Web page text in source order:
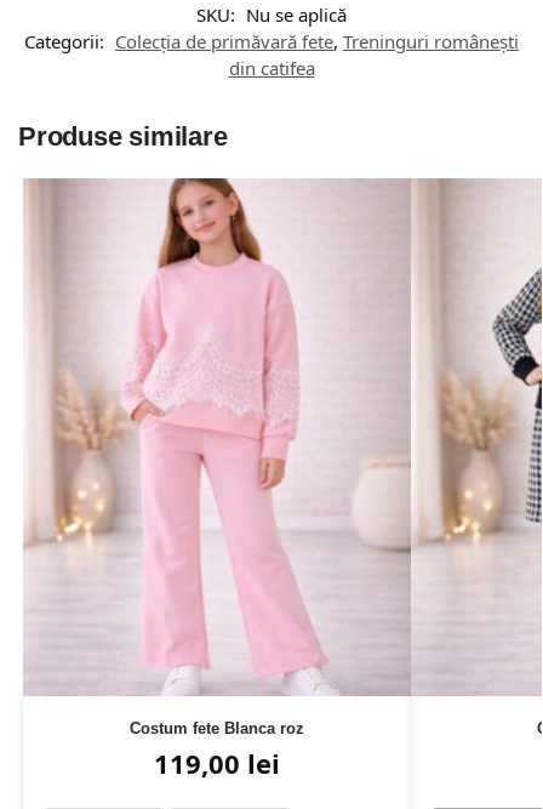
SKU: Nu se aplică
Categorii: Colecția de primăvară fete, Treninguri românești
din catifea
Produse similare
Costum fete Blanca roz
119,00 lei